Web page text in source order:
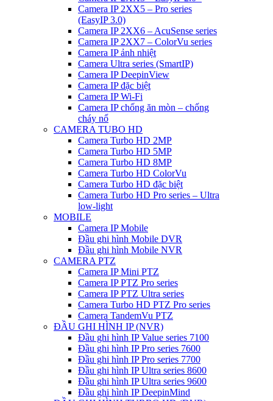
Camera IP 2XX5 – Pro series
(EasyIP 3.0)
Camera IP 2XX6 – AcuSense series
Camera IP 2XX7 – ColorVu series
Camera IP ảnh nhiệt
Camera Ultra series (SmartIP)
Camera IP DeepinView
Camera IP đặc biệt
Camera IP Wi-Fi
Camera IP chống ăn mòn – chống
cháy nổ
CAMERA TUBO HD
Camera Turbo HD 2MP
Camera Turbo HD 5MP
Camera Turbo HD 8MP
Camera Turbo HD ColorVu
Camera Turbo HD đặc biệt
Camera Turbo HD Pro series – Ultra
low-light
MOBILE
Camera IP Mobile
Đầu ghi hình Mobile DVR
Đầu ghi hình Mobile NVR
CAMERA PTZ
Camera IP Mini PTZ
Camera IP PTZ Pro series
Camera IP PTZ Ultra series
Camera Turbo HD PTZ Pro series
Camera TandemVu PTZ
ĐẦU GHI HÌNH IP (NVR)
Đầu ghi hình IP Value series 7100
Đầu ghi hình IP Pro series 7600
Đầu ghi hình IP Pro series 7700
Đầu ghi hình IP Ultra series 8600
Đầu ghi hình IP Ultra series 9600
Đầu ghi hình IP DeepinMind